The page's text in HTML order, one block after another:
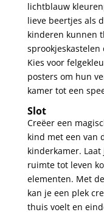
lichtblauw
lieve beertjes als
kinderen kunnen
sprookjeskastelen
Kies voor
posters om hun
kamer tot een
Slot
Creëer een
kind ⁣met een van
kinderkamer.
ruimte tot leven
elementen. Met
kan je ‍een plek
thuis voelt en